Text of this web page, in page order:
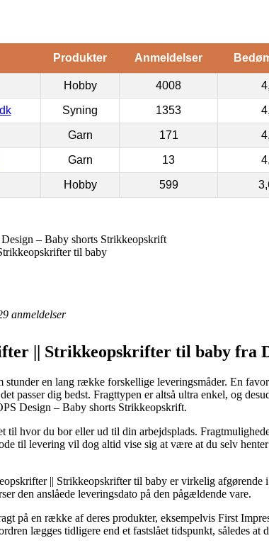
Produkter Anmeldelser
Hobby 4008
Syning 1353
Garn 171
Garn 13
Hobby 599
– Baby shorts Strikkeopskrift
til baby
anmeldelser
|| Strikkeopskrifter til baby fra
stunder en lang række forskellige leveringsmåder. En
passer dig bedst. Fragttypen er altså ultra enkel, og
Design – Baby shorts Strikkeopskrift.
hvor du bor eller ud til din arbejdsplads.
til levering vil dog altid vise sig at være at du selv
|| Strikkeopskrifter til baby er virkelig
den anslåede leveringsdato på den pågældende vare.
på en række af deres produkter, eksempelvis First
lægges tidligere end et fastslået tidspunkt, således at